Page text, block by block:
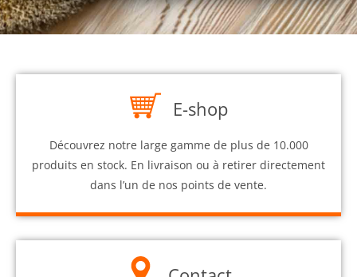
E-shop
Découvrez notre large gamme de plus de 10.000
produits en stock. En livraison ou à retirer directement
dans l’un de nos points de vente.